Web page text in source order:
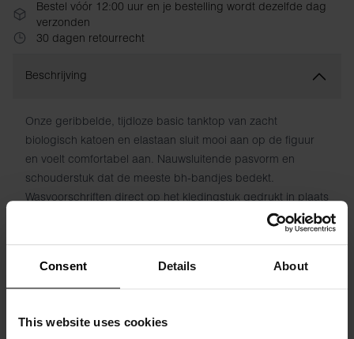
Consent Details About
This website uses cookies
Bestel vóór 12:00 uur en je bestelling wordt dezelfde dag
verzonden
30 dagen retourrecht
Beschrijving
Onze geribbelde, tijdloze basic tanktop van zacht
biologisch katoen en elastaan ​​sluit mooi aan op de figuur
en voelt comfortabel aan. Nauwsluitende pasvorm en
schouderstuk dat de meeste bh-bandjes bedekt. ​​
Wasvoorschriften direct op het kledingstuk gedrukt in plaats
van op schuurplekken. Een verfijnde klassieker waar je er
nooit genoeg van kunt hebben. Behoudt kleur en vorm,
Materiaal: 95% biologisch katoen, 5% elastaan
Het model op de foto is 173 cm lang en draagt ​​maat S.